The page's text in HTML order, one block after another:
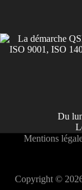
Du
Mentions
Copyright ©